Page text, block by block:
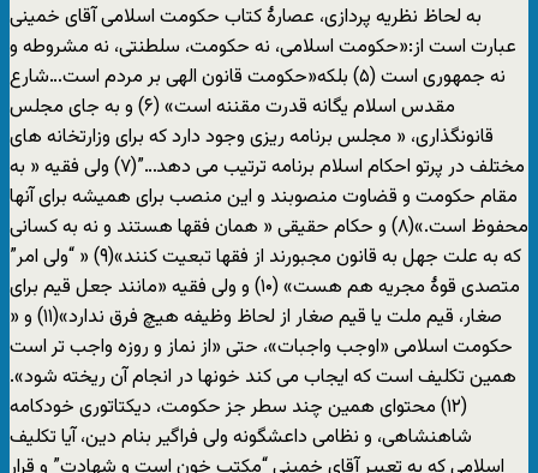
به لحاظ نظريه پردازی، عصارۀ کتاب حکومت اسلامی آقای خمينی
عبارت است از:«حکومت اسلامی، نه حکومت، سلطنتی، نه مشروطه و
نه جمهوری است (۵) بلکه«حکومت قانون الهی بر مردم است…شارع
مقدس اسلام يگانه قدرت مقننه است» (۶) و به جای مجلس
قانونگذاری، « مجلس برنامه ريزی وجود دارد که برای وزارتخانه های
مختلف در پرتو احکام اسلام برنامه ترتيب می دهد…”(۷) ولی فقيه « به
مقام حکومت و قضاوت منصوبند و اين منصب برای هميشه برای آنها
محفوظ است.»(۸) و حکام حقيقی « همان فقها هستند و نه به کسانی
که به علت جهل به قانون مجبورند از فقها تبعيت کنند»(۹) « “ولی امر”
متصدی قوۀ مجريه هم هست» (۱۰) و ولی فقيه «مانند جعل قيم برای
صغار، قيم ملت يا قيم صغار از لحاظ وظيفه هيچ فرق ندارد»(۱۱) و «
حکومت اسلامی «اوجب واجبات»، حتی «از نماز و روزه واجب تر است
همين تکليف است که ايجاب می کند خونها در انجام آن ريخته شود».
(۱۲) محتوای همين چند سطر جز حکومت، ديکتاتوری خودکامه
شاهنشاهی، و نظامی داعشگونه ولی فراگير بنام دين، آيا تکليف